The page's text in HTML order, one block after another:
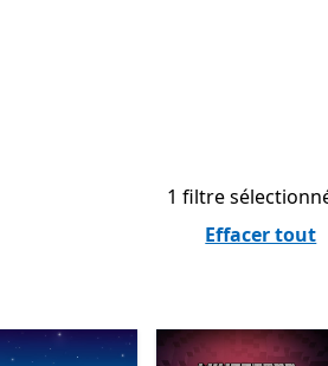
1 filtre
Effacer tout